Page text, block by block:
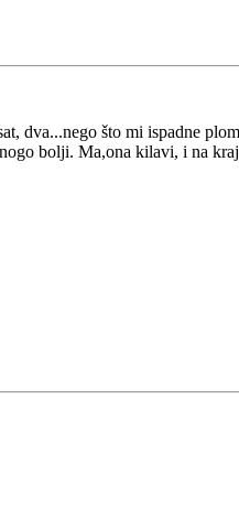
dva...nego što mi ispadne
bolji. Ma,ona kilavi, i na